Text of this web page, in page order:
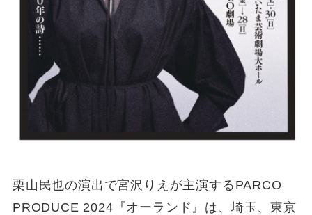
栗山民也の演出で宮沢りえが主演するPARCO
PRODUCE 2024『オーランド』は、埼玉、東京